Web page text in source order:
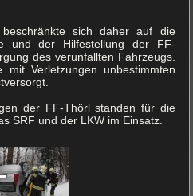
sich daher auf die
und der Hilfestellung der FF-
des verunfallten Fahrzeugs.
mit Verletzungen unbestimmten
der FF-Thörl standen für die
SRF und der LKW im Einsatz.